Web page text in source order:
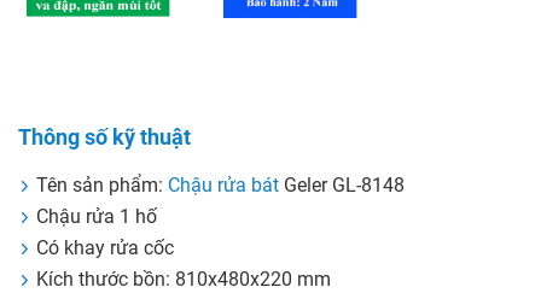
Thông số kỹ thuật
Tên sản phẩm: Chậu rửa bát Geler GL-8148
Chậu rửa 1 hố
Có khay rửa cốc
Kích thước bồn: 810x480x220 mm